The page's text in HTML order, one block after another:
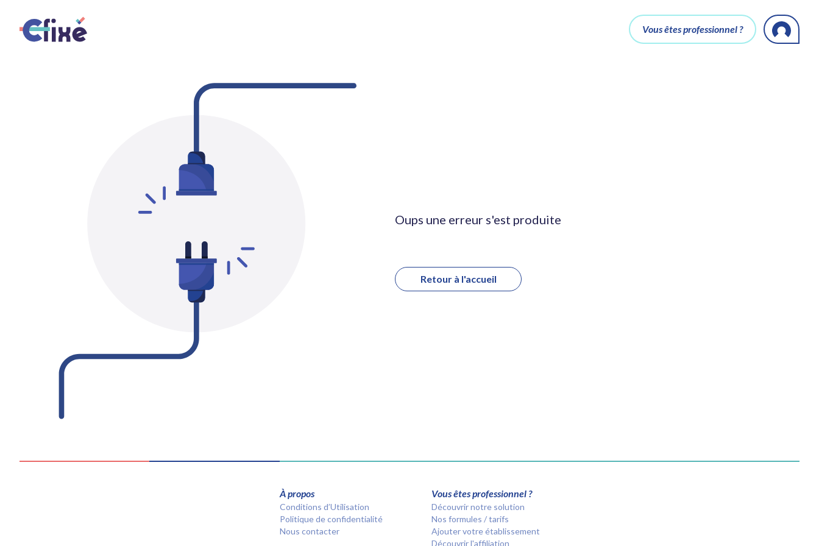
Vous êtes professionnel ?
Oups une erreur s'est produite
Retour à l'accueil
À propos
Conditions d’Utilisation
Politique de confidentialité
Nous contacter
Vous êtes professionnel ?
Découvrir notre solution
Nos formules / tarifs
Ajouter votre établissement
Découvrir l'affiliation